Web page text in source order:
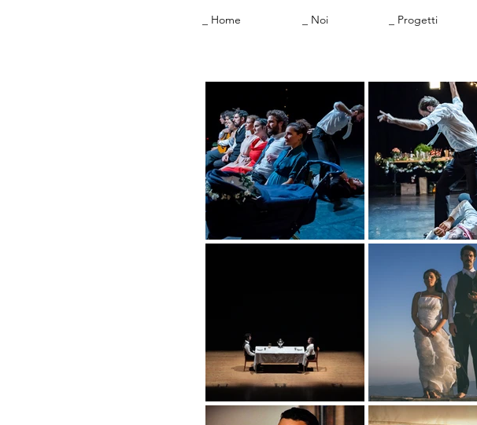
_ Home _ Noi _ Progetti